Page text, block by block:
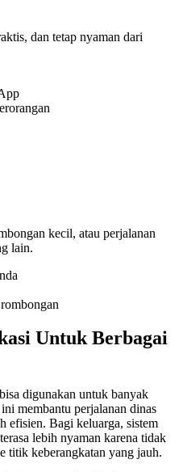
dan tetap nyaman dari
kecil, atau perjalanan
lain.
Untuk Berbagai
digunakan untuk banyak
membantu perjalanan dinas
efisien. Bagi keluarga, sistem
lebih nyaman karena tidak
titik keberangkatan yang jauh.